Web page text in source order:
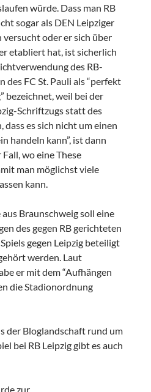
würde. Dass man RB
sogar als DEN Leipziger
oder er sich über
etabliert hat, ist sicherlich
des RB-
des FC St. Pauli als “perfekt
bezeichnet, weil bei der
Schriftzugs statt des
dass es sich nicht um einen
handeln kann”, ist dann
wo eine These
man möglichst viele
kann.
Braunschweig soll eine
des gegen RB gerichteten
gegen Leipzig beteiligt
werden. Laut
er mit dem “Aufhängen
die Stadionordnung
der Bloglandschaft rund um
bei RB Leipzig gibt es auch
zur